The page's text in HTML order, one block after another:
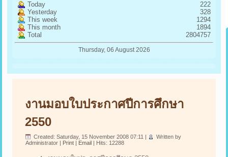
Today
222
Yesterday
328
This week
1294
This month
1894
Total
2804757
Thursday, 06 August 2026
งานมอบใบประกาศปีการศึกษา
2550
Created: Saturday, 15 November 2008 07:11 |
Written by
Administrator | Print | Email | Hits: 12288